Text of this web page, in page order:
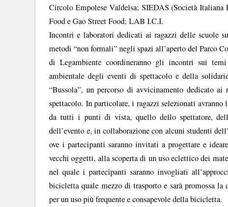
Circolo Empolese Valdelsa; SIEDAS (Società
Food e Gao Street Food; LAB I.C.I.
Incontri e laboratori dedicati ai ragazzi delle scuole
metodi “non formali” negli spazi all’aperto del Parco
di Legambiente coordineranno gli incontri sui
ambientale degli eventi di spettacolo e della
“Bussola”, un percorso di avvicinamento dedicato
spettacolo. In particolare, i ragazzi selezionati
da tutti i punti di vista, quello dello spettatore,
dell’evento e, in collaborazione con alcuni studenti
ove i partecipanti saranno invitati a progettare e
vecchi oggetti, alla scoperta di un uso eclettico dei
nel quale i partecipanti saranno invogliati
bicicletta quale mezzo di trasporto e sarà promossa
per un uso più frequente e consapevole della bicicletta.